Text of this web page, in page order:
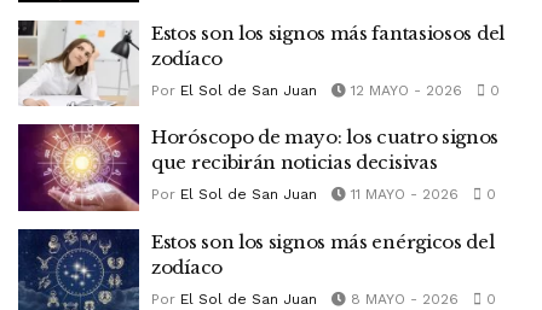
Estos son los signos más fantasiosos del
zodíaco
Por El Sol de San Juan 12 MAYO - 2026 0
Horóscopo de mayo: los cuatro signos
que recibirán noticias decisivas
Por El Sol de San Juan 11 MAYO - 2026 0
Estos son los signos más enérgicos del
zodíaco
Por El Sol de San Juan 8 MAYO - 2026 0